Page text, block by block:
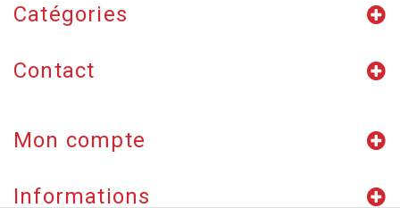
Catégories
Contact
Mon compte
Informations